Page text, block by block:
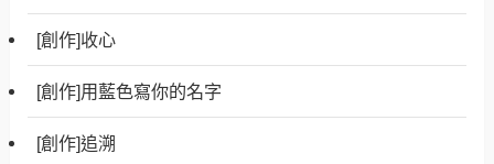
[創作]收心
[創作]用藍色寫你的名字
[創作]追溯